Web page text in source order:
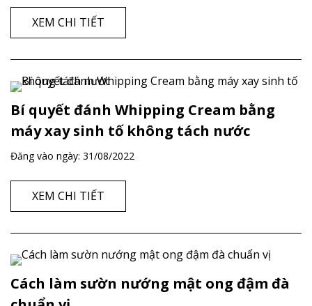
XEM CHI TIẾT
Bí quyết đánh Whipping Cream bằng
máy xay sinh tố không tách nước
Đăng vào ngày: 31/08/2022
XEM CHI TIẾT
Cách làm sườn nướng mật ong đậm đà